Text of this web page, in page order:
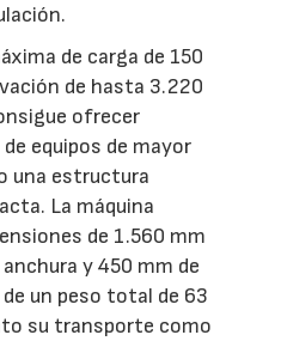
de carga de 150
de hasta 3.220
ofrecer
equipos de mayor
una estructura
La máquina
de 1.560 mm
y 450 mm de
un peso total de 63
su transporte como